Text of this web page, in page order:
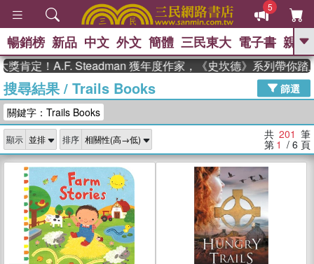
5
GO
熱搜： 高希均教授回憶錄
、 The Odyssey 、 父親節 、 如果歷
獎 臺灣漫遊錄 、 方念華 、 台灣的李
登輝時代
數學女孩：黎曼猜想 、
偉大的迷走神經
暢銷榜 新品 中文 外文 簡體 三民東大 電子書 親子
！A.F. Steadman 獲年度作家，《史坎德》系列帶你踏上熱血
搜尋結果/ Trails Books
篩選
關鍵字：Trails Books
顯示 排序 共 201 筆
第 1 / 6 頁